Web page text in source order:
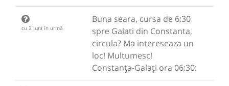
cu 2 luni în urmă
Buna seara, cursa de 6:30
spre Galati din Constanta,
circula? Ma intereseaza un
loc! Multumesc!
Constanța-Galați ora 06:30: